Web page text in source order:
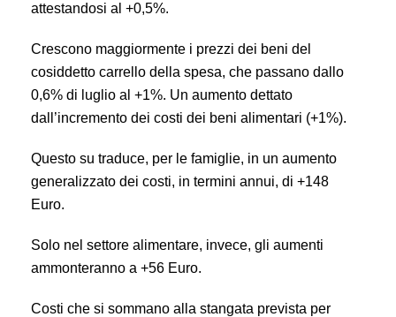
attestandosi al +0,5%.
Crescono maggiormente i prezzi dei beni del
cosiddetto carrello della spesa, che passano dallo
0,6% di luglio al +1%. Un aumento dettato
dall’incremento dei costi dei beni alimentari (+1%).
Questo su traduce, per le famiglie, in un aumento
generalizzato dei costi, in termini annui, di +148
Euro.
Solo nel settore alimentare, invece, gli aumenti
ammonteranno a +56 Euro.
Costi che si sommano alla stangata prevista per